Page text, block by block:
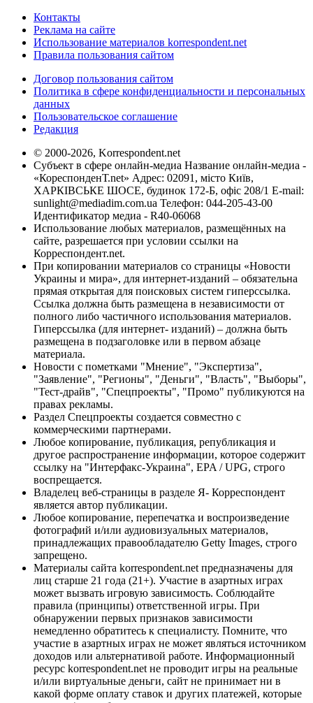
Контакты
Реклама на сайте
Использование материалов korrespondent.net
Правила пользования сайтом
Договор пользования сайтом
Политика в сфере конфиденциальности и персональных
данных
Пользовательское соглашение
Редакция
© 2000-2026, Korrespondent.net
Субъект в сфере онлайн-медиа Название онлайн-медиа -
«КореспонденТ.net» Адрес: 02091, місто Київ,
ХАРКІВСЬКЕ ШОСЕ, будинок 172-Б, офіс 208/1 E-mail:
sunlight@mediadim.com.ua Телефон: 044-205-43-00
Идентификатор медиа - R40-06068
Использование любых материалов, размещённых на
сайте, разрешается при условии ссылки на
Корреспондент.net.
При копировании материалов со страницы «Новости
Украины и мира», для интернет-изданий – обязательна
прямая открытая для поисковых систем гиперссылка.
Ссылка должна быть размещена в независимости от
полного либо частичного использования материалов.
Гиперссылка (для интернет- изданий) – должна быть
размещена в подзаголовке или в первом абзаце
материала.
Новости с пометками "Мнение", "Экспертиза",
"Заявление", "Регионы", "Деньги", "Власть", "Выборы",
"Тест-драйв", "Спецпроекты", "Промо" публикуются на
правах рекламы.
Раздел Спецпроекты создается совместно с
коммерческими партнерами.
Любое копирование, публикация, републикация и
другое распространение информации, которое содержит
ссылку на "Интерфакс-Украина", EPA / UPG, строго
воспрещается.
Владелец веб-страницы в разделе Я- Корреспондент
является автор публикации.
Любое копирование, перепечатка и воспроизведение
фотографий и/или аудиовизуальных материалов,
принадлежащих правообладателю Getty Images, строго
запрещено.
Материалы сайта korrespondent.net предназначены для
лиц старше 21 года (21+). Участие в азартных играх
может вызвать игровую зависимость. Соблюдайте
правила (принципы) ответственной игры. При
обнаружении первых признаков зависимости
немедленно обратитесь к специалисту. Помните, что
участие в азартных играх не может являться источником
доходов или альтернативой работе. Информационный
ресурс korrespondent.net не проводит игры на реальные
и/или виртуальные деньги, сайт не принимает ни в
какой форме оплату ставок и других платежей, которые